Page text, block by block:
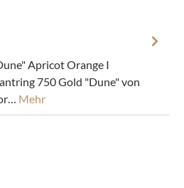
Apricot Orange I
750 Gold "Dune" von
Mehr